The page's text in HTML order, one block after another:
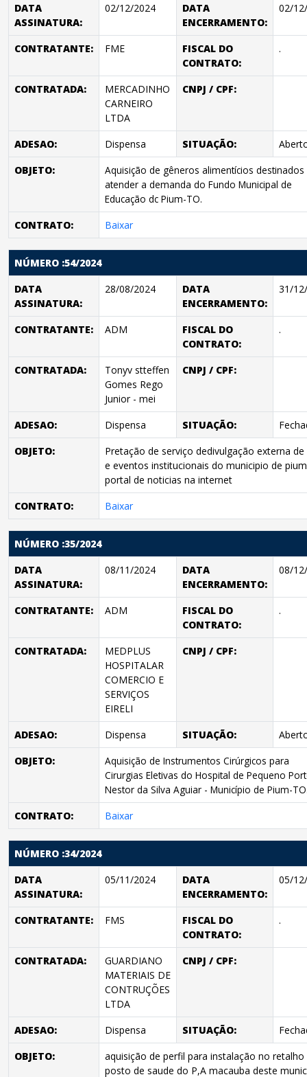
DATA
ASSINATURA:
02/12/2024
DATA
ENCERRAMENTO:
02/
CONTRATANTE: FME
FISCAL DO
CONTRATO:
.
CONTRATADA:
MERCADINHO
CARNEIRO
LTDA
CNPJ / CPF:
ADESAO: Dispensa SITUAÇÃO:
OBJETO:
Aquisição de gêneros alimentícios destinados
atender a demanda do Fundo Municipal de
Educação dc Pium-TO.
CONTRATO:
Baixar
NÚMERO :54/2024
DATA
ASSINATURA:
28/08/2024
DATA
ENCERRAMENTO:
31/
CONTRATANTE: ADM
FISCAL DO
CONTRATO:
.
CONTRATADA:
Tonyv stteffen
Gomes Rego
Junior - mei
CNPJ / CPF:
ADESAO: Dispensa SITUAÇÃO:
OBJETO:
Pretação de serviço dedivulgação externa
e eventos institucionais do municipio de
portal de noticias na internet
CONTRATO:
Baixar
NÚMERO :35/2024
DATA
ASSINATURA:
08/11/2024
DATA
ENCERRAMENTO:
08/
CONTRATANTE: ADM
FISCAL DO
CONTRATO:
.
CONTRATADA:
MEDPLUS
HOSPITALAR
COMERCIO E
SERVIÇOS
EIRELI
CNPJ / CPF:
ADESAO: Dispensa SITUAÇÃO:
OBJETO:
Aquisição de Instrumentos Cirúrgicos para
Cirurgias Eletivas do Hospital de Pequeno
Nestor da Silva Aguiar - Município de Pium-
CONTRATO:
Baixar
NÚMERO :34/2024
DATA
ASSINATURA:
05/11/2024
DATA
ENCERRAMENTO:
05/
CONTRATANTE: FMS
FISCAL DO
CONTRATO:
.
CONTRATADA:
GUARDIANO
MATERIAIS DE
CONTRUÇÕES
LTDA
CNPJ / CPF:
ADESAO: Dispensa SITUAÇÃO:
OBJETO:
aquisição de perfil para instalação no retalho
posto de saude do P,A macauba deste